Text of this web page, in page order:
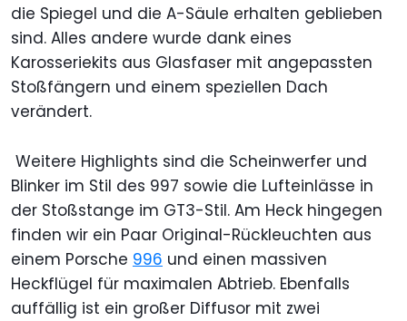
die Spiegel und die A-Säule erhalten geblieben
sind. Alles andere wurde dank eines
Karosseriekits aus Glasfaser mit angepassten
Stoßfängern und einem speziellen Dach
verändert.
Weitere Highlights sind die Scheinwerfer und
Blinker im Stil des 997 sowie die Lufteinlässe in
der Stoßstange im GT3-Stil. Am Heck hingegen
finden wir ein Paar Original-Rückleuchten aus
einem Porsche 996 und einen massiven
Heckflügel für maximalen Abtrieb. Ebenfalls
auffällig ist ein großer Diffusor mit zwei